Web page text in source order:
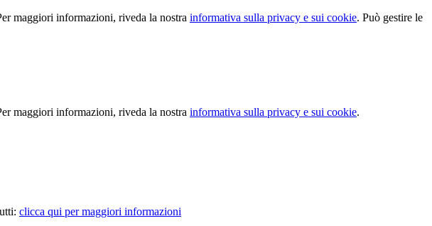
maggiori informazioni, riveda la nostra informativa sulla privacy e sui cookie. Può gestire le
maggiori informazioni, riveda la nostra informativa sulla privacy e sui cookie.
clicca qui per maggiori informazioni